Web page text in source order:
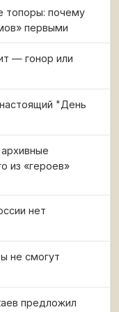
топоры: почему
первыми
— гонор или
"День
из «героев»
нет
не смогут
предложил